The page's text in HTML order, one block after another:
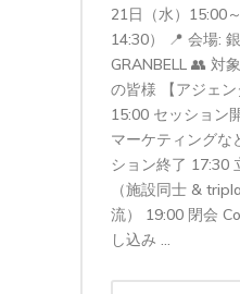
21日（水）15:00
14:30） 📍 会場:
GRANBELL 👥 対
の皆様 【アジェ
15:00 セッション
マーケティングな
ション終了 17:30
（施設同士 &
流） 19:00 閉会
し込み ...